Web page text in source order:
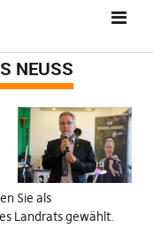
NEUSS
Sie als
Landrats gewählt.